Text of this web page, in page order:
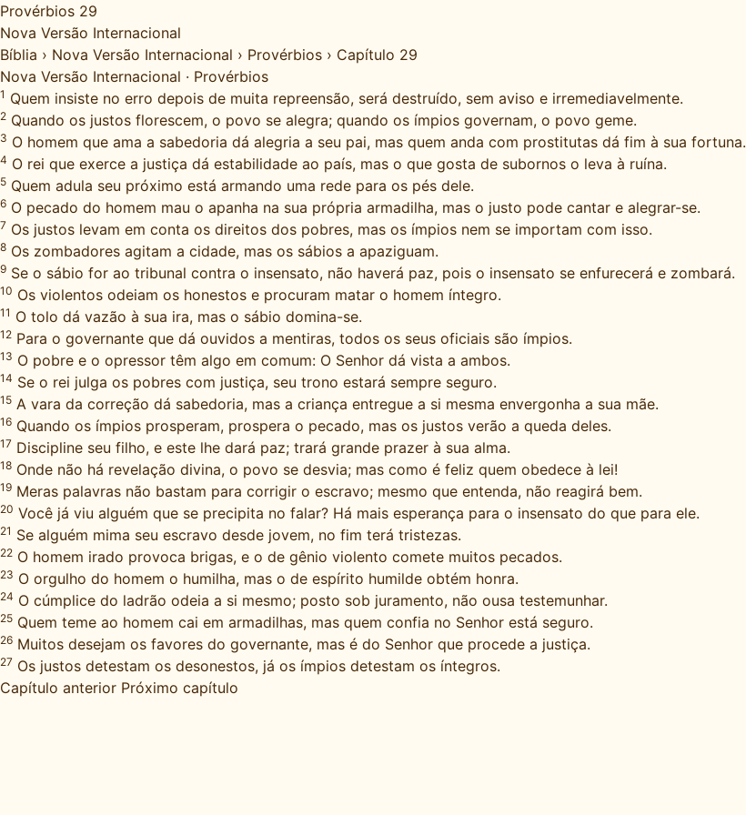
Provérbios 29
Nova Versão Internacional
Bíblia › Nova Versão Internacional › Provérbios › Capítulo 29
Nova Versão Internacional · Provérbios
1 Quem insiste no erro depois de muita repreensão, será destruído, sem aviso e irremediavelmente.
2 Quando os justos florescem, o povo se alegra; quando os ímpios governam, o povo geme.
3 O homem que ama a sabedoria dá alegria a seu pai, mas quem anda com prostitutas dá fim à sua fortuna.
4 O rei que exerce a justiça dá estabilidade ao país, mas o que gosta de subornos o leva à ruína.
5 Quem adula seu próximo está armando uma rede para os pés dele.
6 O pecado do homem mau o apanha na sua própria armadilha, mas o justo pode cantar e alegrar-se.
7 Os justos levam em conta os direitos dos pobres, mas os ímpios nem se importam com isso.
8 Os zombadores agitam a cidade, mas os sábios a apaziguam.
9 Se o sábio for ao tribunal contra o insensato, não haverá paz, pois o insensato se enfurecerá e zombará.
10 Os violentos odeiam os honestos e procuram matar o homem íntegro.
11 O tolo dá vazão à sua ira, mas o sábio domina-se.
12 Para o governante que dá ouvidos a mentiras, todos os seus oficiais são ímpios.
13 O pobre e o opressor têm algo em comum: O Senhor dá vista a ambos.
14 Se o rei julga os pobres com justiça, seu trono estará sempre seguro.
15 A vara da correção dá sabedoria, mas a criança entregue a si mesma envergonha a sua mãe.
16 Quando os ímpios prosperam, prospera o pecado, mas os justos verão a queda deles.
17 Discipline seu filho, e este lhe dará paz; trará grande prazer à sua alma.
18 Onde não há revelação divina, o povo se desvia; mas como é feliz quem obedece à lei!
19 Meras palavras não bastam para corrigir o escravo; mesmo que entenda, não reagirá bem.
20 Você já viu alguém que se precipita no falar? Há mais esperança para o insensato do que para ele.
21 Se alguém mima seu escravo desde jovem, no fim terá tristezas.
22 O homem irado provoca brigas, e o de gênio violento comete muitos pecados.
23 O orgulho do homem o humilha, mas o de espírito humilde obtém honra.
24 O cúmplice do ladrão odeia a si mesmo; posto sob juramento, não ousa testemunhar.
25 Quem teme ao homem cai em armadilhas, mas quem confia no Senhor está seguro.
26 Muitos desejam os favores do governante, mas é do Senhor que procede a justiça.
27 Os justos detestam os desonestos, já os ímpios detestam os íntegros.
Capítulo anterior Próximo capítulo